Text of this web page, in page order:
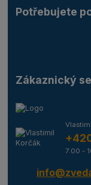
Potřebujete
Zákaznický
7:00 -